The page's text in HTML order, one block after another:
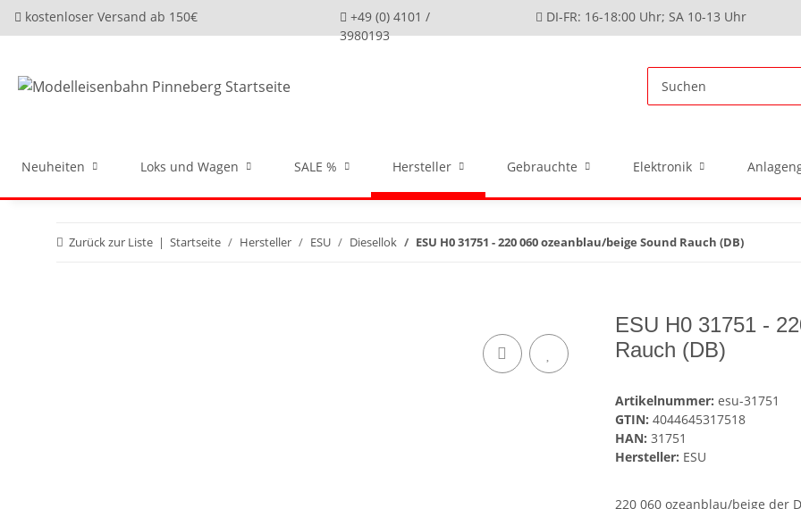
kostenloser Versand ab 150€
+49 (0) 4101 /
3980193
DI-FR: 16-18:00 Uhr; SA 10-13 Uhr
Neuheiten Loks und Wagen SALE % Hersteller Gebrauchte Elektronik
Zurück zur Liste Startseite Hersteller ESU Diesellok ESU H0 31751 - 220 060 ozeanblau/beige Sound Rauch (DB)
ESU H0 31751 -
Rauch (DB)
Artikelnummer: esu-31751
GTIN: 4044645317518
HAN: 31751
Hersteller: ESU
220 060 ozeanblau/beige der